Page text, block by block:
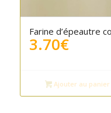
Farine d’épeautre
3.70€
Ajouter au panier